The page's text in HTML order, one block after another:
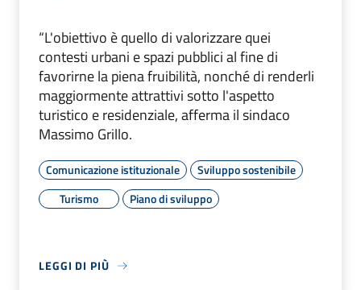
“L'obiettivo è quello di valorizzare quei
contesti urbani e spazi pubblici al fine di
favorirne la piena fruibilità, nonché di renderli
maggiormente attrattivi sotto l'aspetto
turistico e residenziale, afferma il sindaco
Massimo Grillo.
Comunicazione istituzionale
Sviluppo sostenibile
Turismo
Piano di sviluppo
LEGGI DI PIÙ